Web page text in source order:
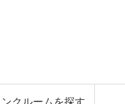
ンタル
ンクルームを探す